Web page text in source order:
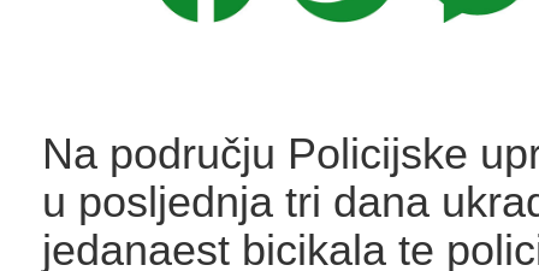
Na području Policijske
u posljednja tri dana
jedanaest bicikala te